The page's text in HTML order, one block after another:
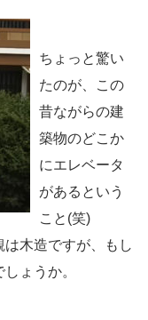
ちょっと驚い
たのが、この
昔ながらの建
築物のどこか
にエレベータ
があるという
こと(笑)
木造ですが、もし
ょうか。